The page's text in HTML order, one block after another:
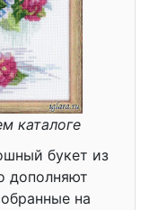
каталоге
букет из
дополняют
на